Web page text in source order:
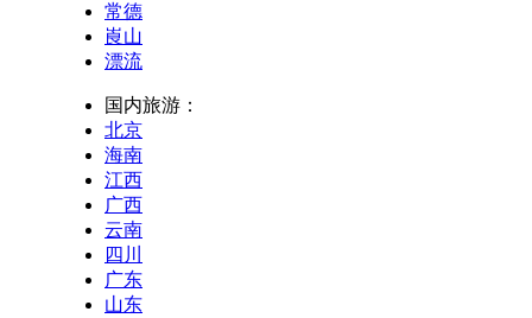
常德
崀山
漂流
国内旅游：
北京
海南
江西
广西
云南
四川
广东
山东